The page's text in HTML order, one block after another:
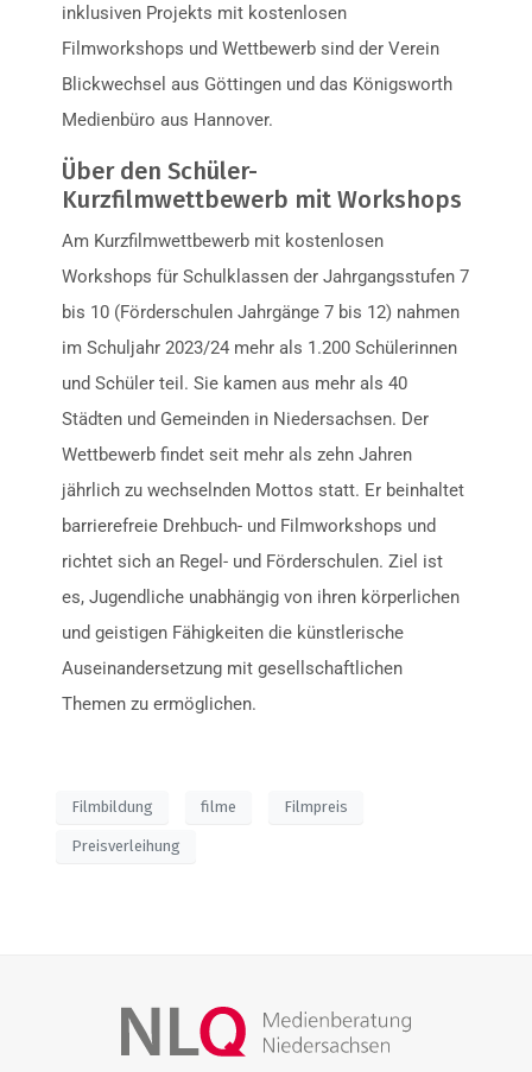
inklusiven Projekts mit kostenlosen
Filmworkshops und Wettbewerb sind der Verein
Blickwechsel aus Göttingen und das Königsworth
Medienbüro aus Hannover.
Über den Schüler-
Kurzfilmwettbewerb mit Workshops
Am Kurzfilmwettbewerb mit kostenlosen
Workshops für Schulklassen der Jahrgangsstufen 7
bis 10 (Förderschulen Jahrgänge 7 bis 12) nahmen
im Schuljahr 2023/24 mehr als 1.200 Schülerinnen
und Schüler teil. Sie kamen aus mehr als 40
Städten und Gemeinden in Niedersachsen. Der
Wettbewerb findet seit mehr als zehn Jahren
jährlich zu wechselnden Mottos statt. Er beinhaltet
barrierefreie Drehbuch- und Filmworkshops und
richtet sich an Regel- und Förderschulen. Ziel ist
es, Jugendliche unabhängig von ihren körperlichen
und geistigen Fähigkeiten die künstlerische
Auseinandersetzung mit gesellschaftlichen
Themen zu ermöglichen.
Filmbildung filme Filmpreis
Preisverleihung